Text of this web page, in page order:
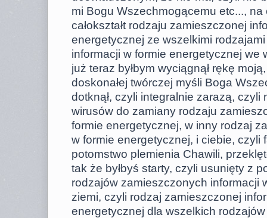
mi Bogu Wszechmogącemu etc..., na
całokształt rodzaju zamieszczonej
energetycznej ze wszelkimi
informacji w formie energetycznej we
już teraz byłbym wyciągnął rękę
doskonałej twórczej myśli Boga
dotknął, czyli integralnie zarazą, czyli
wirusów do zamiany rodzaju
formie energetycznej, w inny rodzaj
w formie energetycznej, i ciebie, czyli
potomstwo plemienia Chawili,
tak że byłbyś starty, czyli usunięty z
rodzajów zamieszczonych informacji
ziemi, czyli rodzaj zamieszczonej
energetycznej dla wszelkich